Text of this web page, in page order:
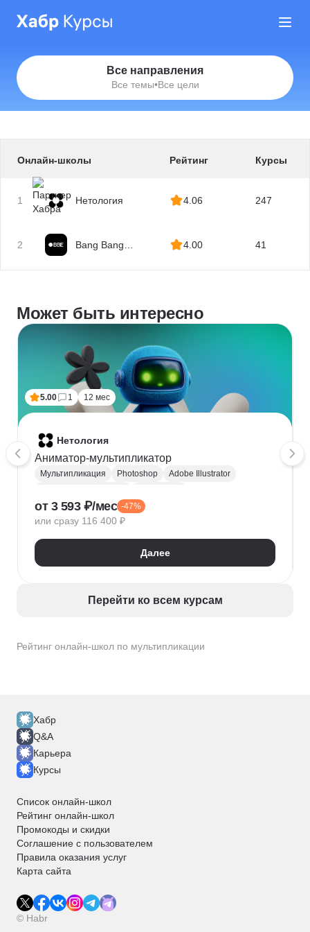
Все направления
Все темы•Все цели
Рейтинг онлайн-школ по мультипликации
Онлайн-школы Рейтинг Курсы
1 Нетология 4.06 247
2
Bang Bang
4.00 41
Может быть интересно
5.00 1 12 мес
Нетология
Аниматор-мультипликатор
Мультипликация Photoshop
Adobe Illustrator
Adobe Animate
Adobe Premiere Pro
2d-анимация
Анимация персонажей
Adobe Audition
TVPaint Animation
от 3 593 ₽/мес -47%
или сразу 116 400 ₽
Далее
Перейти ко всем курсам
Хабр
Q&A
Карьера
Курсы
Список онлайн-школ
Рейтинг онлайн-школ
Промокоды и скидки
Соглашение с пользователем
Правила оказания услуг
Карта сайта
© Habr